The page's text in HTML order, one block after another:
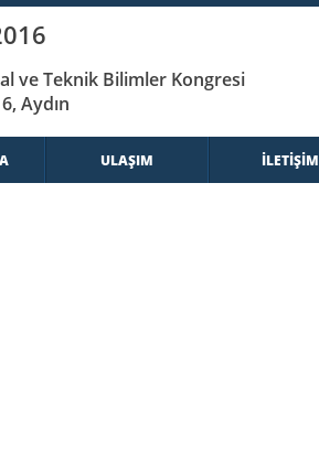
ve Teknik Bilimler Kongresi
Aydın
ULAŞIM İLETİŞİM